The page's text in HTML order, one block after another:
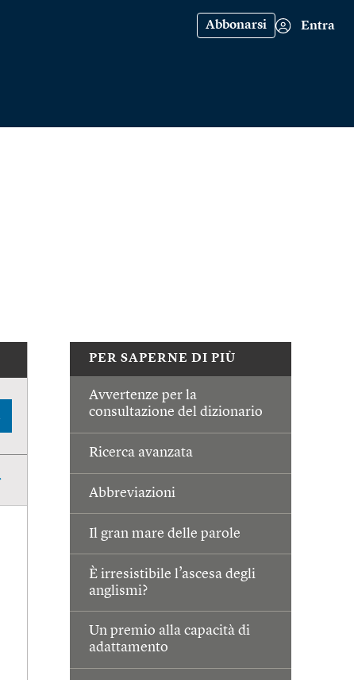
Abbonarsi Entra
PER SAPERNE DI PIÙ
Avvertenze per la
consultazione del dizionario
Ricerca avanzata
Abbreviazioni
Il gran mare delle parole
È irresistibile l’ascesa degli
anglismi?
Un premio alla capacità di
adattamento